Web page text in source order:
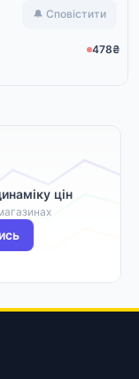
🔔 Сповістити
478₴
цін